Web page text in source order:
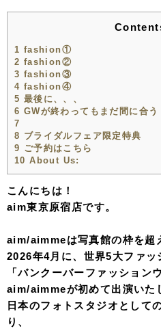
1 fashion①
2 fashion②
3 fashion③
4 fashion④
5 最後に、、、
6 GWが終わってもまだ間に合
7
8 ブライダルフェア限定特典
9 ご予約はこちら
10 About Us:
こんにちは！
aim東京原宿店です。
aim/aimmeは写真館の枠を超
2026年4月に、世界5大ファッ
「バンクーバーファッション
aim/aimmeが初めて出演いた
日本のフォトスタジオとして
り、